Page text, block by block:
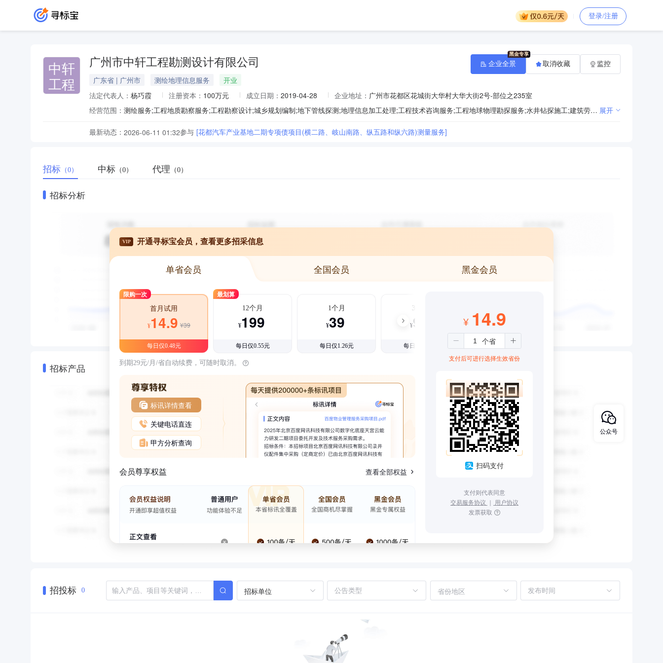
登录/注册
中轩
工程
广州市中轩工程勘测设计有限公司
广东省 | 广州市 测绘地理信息服务
开业
法定代表人： 杨巧霞 注册资本： 100万元 成立日期： 2019-04-28 企业地址： 广州市花都区花城街大华村大华大街2号-部位之235室
经营范围：
测绘服务;工程地质勘察服务;工程勘察设计;城乡规划编制;地下管线探测;地理信息加工处理;工程技术咨询服务;工程地球物理勘探服务;水井钻探施工;建筑劳务分包;编制工程概算、预算服务;接受委托从事劳务外包服务; 展开
最新动态： 2026-06-11 01:32参与 [花都汽车产业基地二期专项债项目(横二路、岐山南路、纵五路和纵六路)测量服务]
企业全景 取消收藏 监控
招标 （0） 中标 （0） 代理 （0）
招标分析
招标产品
VIP 开通寻标宝会员，查看更多招采信息
单省会员 全国会员 黑金会员
限购一次
首月试用
¥14.9 ¥39
每日仅0.48元
最划算
12个月
¥199
每日仅0.55元
1个月
¥39
每日仅1.26元
3个月
¥99
每日仅1.08元
到期29元/月/省自动续费，可随时取消。
标讯详情查看
关键电话直连
甲方分析查询
会员尊享权益 查看全部权益
¥ 14.9
支付后可进行选择生效省份
扫码支付
支付则代表同意
交易服务协议 ｜ 用户协议
发票获取
招投标 0 招标单位 省份地区
公众号